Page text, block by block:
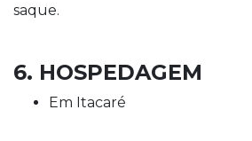
saque.
6. HOSPEDAGEM
Em Itacaré